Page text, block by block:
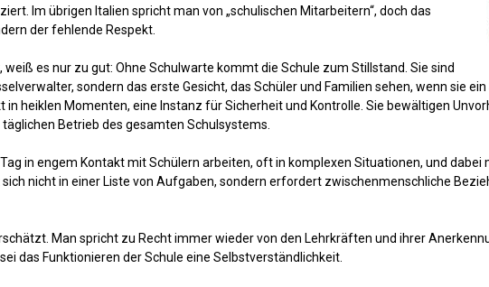
Im übrigen Italien spricht man von „schulischen Mitarbeitern“, doch das
der fehlende Respekt.
es nur zu gut: Ohne Schulwarte kommt die Schule zum Stillstand. Sie sind
sondern das erste Gesicht, das Schüler und Familien sehen, wenn sie
in heiklen Momenten, eine Instanz für Sicherheit und Kontrolle. Sie bewältigen
Betrieb des gesamten Schulsystems.
in engem Kontakt mit Schülern arbeiten, oft in komplexen Situationen, und
nicht in einer Liste von Aufgaben, sondern erfordert zwischenmenschliche
Man spricht zu Recht immer wieder von den Lehrkräften und ihrer
das Funktionieren der Schule eine Selbstverständlichkeit.